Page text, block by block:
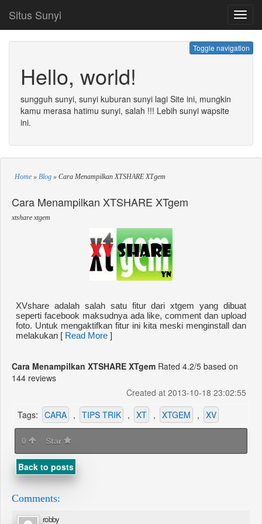
Situs Sunyi
Toggle navigation
Hello, world!
sungguh sunyi, sunyi kuburan sunyi lagi Site ini, mungkin
kamu merasa hatimu sunyi, salah !!! Lebih sunyi wapsite
ini.
Home » Blog » Cara Menampilkan XTSHARE XTgem
Cara Menampilkan XTSHARE XTgem
xtshare xtgem
XVshare adalah salah satu fitur dari xtgem yang dibuat
seperti facebook maksudnya ada like, comment dan upload
foto. Untuk mengaktifkan fitur ini kita meski menginstall dan
melakukan [ Read More ]
Cara Menampilkan XTSHARE XTgem Rated 4.2/5 based on
144 reviews
Created at 2013-10-18 23:02:55
Tags: CARA , TIPS TRIK , XT , XTGEM , XV
0 Star
Back to posts
Comments:
robby